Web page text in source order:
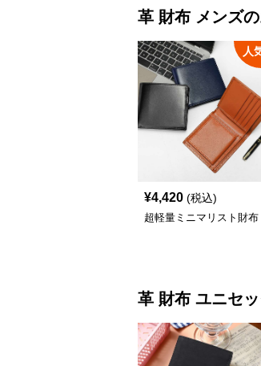
革 財布 メンズ
人
¥4,420 (税込)
超軽量ミニマリスト財布
革 財布 ユニセ